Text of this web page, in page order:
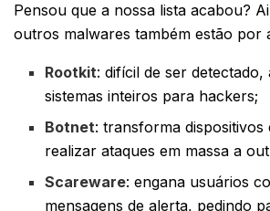
Pensou que a nossa lista acabou?
outros malwares também estão por
Rootkit: difícil de ser
sistemas inteiros para hackers;
Botnet: transforma dispositivos
realizar ataques em massa a
Scareware: engana usuários
mensagens de alerta, pedindo